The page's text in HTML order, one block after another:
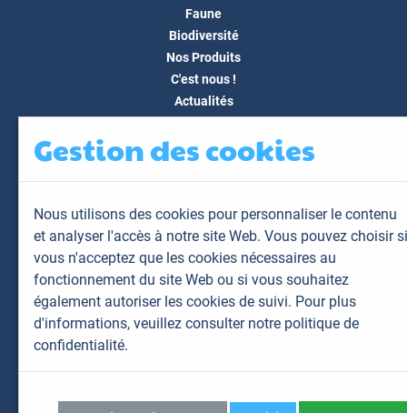
Faune
Biodiversité
Nos Produits
C'est nous !
Actualités
FAQ
Mon espace
Mes animaux
Mes résultats
Mes commandes
Mes factures
Gestion des cookies
Nous utilisons des cookies pour personnaliser le contenu
et analyser l'accès à notre site Web. Vous pouvez choisir si
vous n'acceptez que les cookies nécessaires au
fonctionnement du site Web ou si vous souhaitez
également autoriser les cookies de suivi. Pour plus
d'informations, veuillez consulter notre politique de
confidentialité.